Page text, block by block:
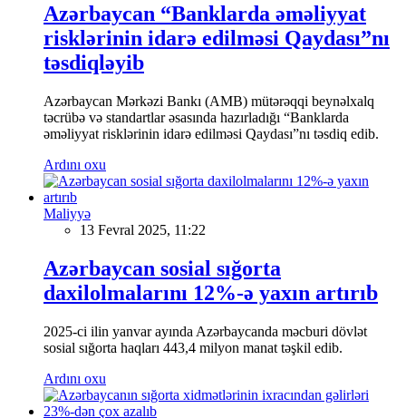
Azərbaycan “Banklarda əməliyyat
risklərinin idarə edilməsi Qaydası”nı
təsdiqləyib
Azərbaycan Mərkəzi Bankı (AMB) mütərəqqi beynəlxalq
təcrübə və standartlar əsasında hazırladığı “Banklarda
əməliyyat risklərinin idarə edilməsi Qaydası”nı təsdiq edib.
Ardını oxu
Maliyyə
13 Fevral 2025, 11:22
Azərbaycan sosial sığorta
daxilolmalarını 12%-ə yaxın artırıb
2025-ci ilin yanvar ayında Azərbaycanda məcburi dövlət
sosial sığorta haqları 443,4 milyon manat təşkil edib.
Ardını oxu